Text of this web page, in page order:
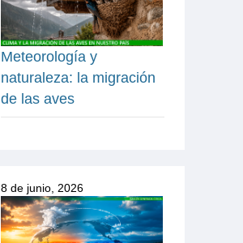
Meteorología y
naturaleza: la migración
de las aves
8 de junio, 2026